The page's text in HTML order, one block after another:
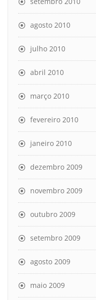
agosto 2010
julho 2010
abril 2010
março 2010
fevereiro 2010
janeiro 2010
dezembro 2009
novembro 2009
outubro 2009
setembro 2009
agosto 2009
maio 2009